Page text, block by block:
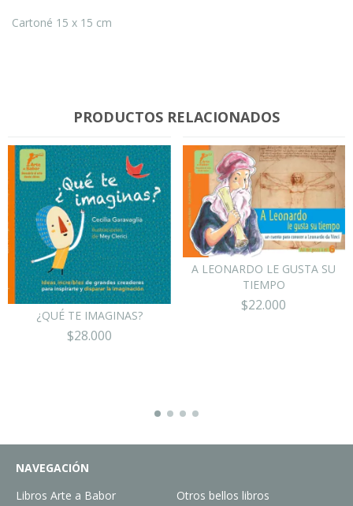
Cartoné 15 x 15 cm
PRODUCTOS RELACIONADOS
¿QUÉ TE IMAGINAS?
$28.000
A LEONARDO LE GUSTA SU
TIEMPO
$22.000
NAVEGACIÓN
Libros Arte a Babor
Otros bellos libros